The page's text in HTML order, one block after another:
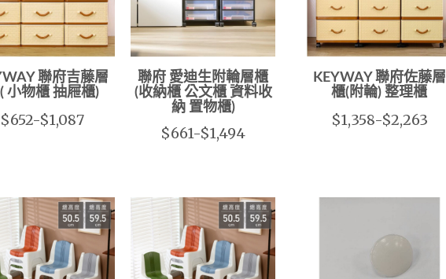
聯府吉藤層
小物櫃 抽屜櫃)
$652-$1,087
聯府 愛迪生附輪層櫃
(收納櫃 公文櫃 資料收
納 置物櫃)
$661-$1,494
KEYWAY 聯府佐藤層
櫃(附輪) 整理櫃
$1,358-$2,263